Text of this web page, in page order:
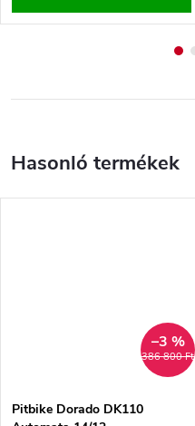
386 800 Ft
–3 %
Pitbike Dorado DK110